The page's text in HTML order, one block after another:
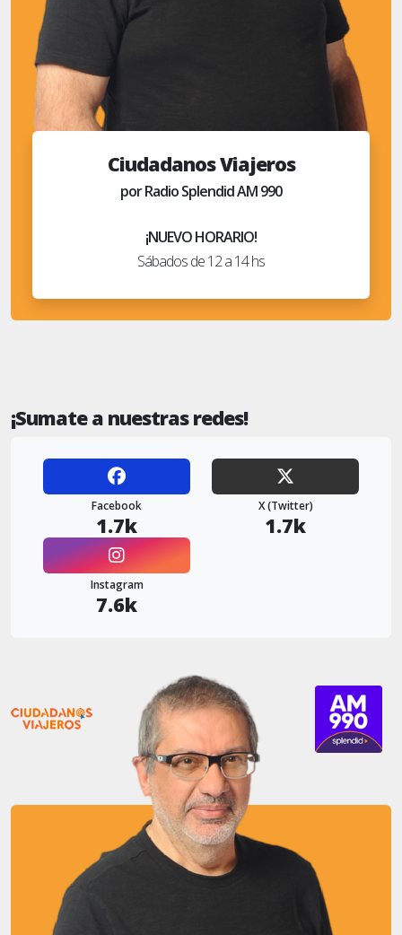
Ciudadanos Viajeros
por Radio Splendid AM 990
¡NUEVO HORARIO!
Sábados de 12 a 14 hs